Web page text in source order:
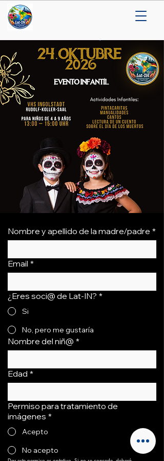
Nombre y apellido de la madre/padre *
Email *
¿Eres soci@ de Lat-IN? *
Si
No, pero me gustaría
Nombre del niñ@ *
Edad *
Permiso para tratamiento de
imágenes *
Acepto
No acepto